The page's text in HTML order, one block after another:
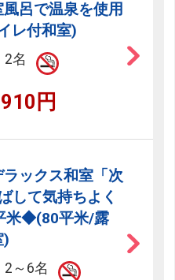
呂で温泉を使用
レ付和室)
2名
円
ックス和室「次
して気持ちよく
米◆(80平米/露
)
2～6名